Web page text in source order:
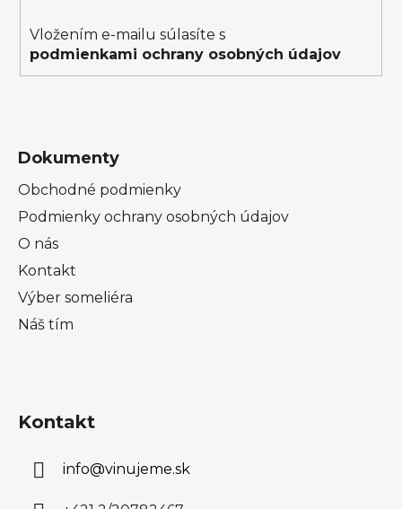
Vložením e-mailu súlasíte s
podmienkami ochrany osobných údajov
Dokumenty
Obchodné podmienky
Podmienky ochrany osobných údajov
O nás
Kontakt
Výber someliéra
Náš tím
Kontakt
info@vinujeme.sk